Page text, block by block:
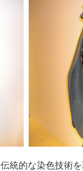
統的な染色技術